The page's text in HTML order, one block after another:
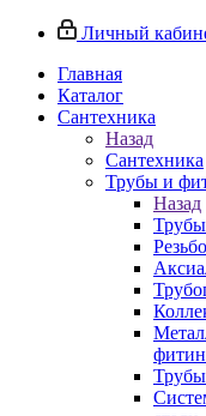
Личный
Главная
Каталог
Сантехника
Назад
Сантехника
Трубы и
Назад